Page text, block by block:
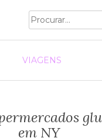
VIAGENS
em NY